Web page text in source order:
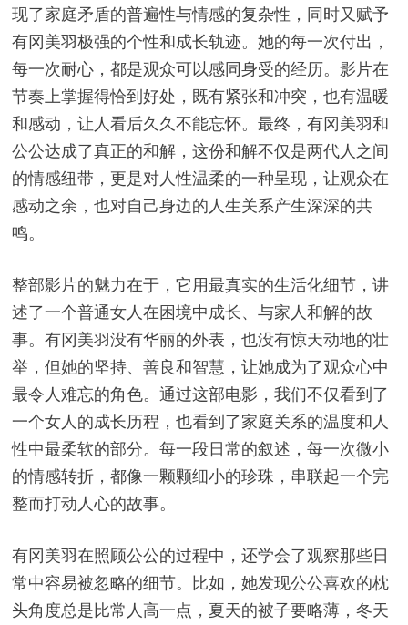
现了家庭矛盾的普遍性与情感的复杂性，同时又赋予
有冈美羽极强的个性和成长轨迹。她的每一次付出，
每一次耐心，都是观众可以感同身受的经历。影片在
节奏上掌握得恰到好处，既有紧张和冲突，也有温暖
和感动，让人看后久久不能忘怀。最终，有冈美羽和
公公达成了真正的和解，这份和解不仅是两代人之间
的情感纽带，更是对人性温柔的一种呈现，让观众在
感动之余，也对自己身边的人生关系产生深深的共
鸣。
整部影片的魅力在于，它用最真实的生活化细节，讲
述了一个普通女人在困境中成长、与家人和解的故
事。有冈美羽没有华丽的外表，也没有惊天动地的壮
举，但她的坚持、善良和智慧，让她成为了观众心中
最令人难忘的角色。通过这部电影，我们不仅看到了
一个女人的成长历程，也看到了家庭关系的温度和人
性中最柔软的部分。每一段日常的叙述，每一次微小
的情感转折，都像一颗颗细小的珍珠，串联起一个完
整而打动人心的故事。
有冈美羽在照顾公公的过程中，还学会了观察那些日
常中容易被忽略的细节。比如，她发现公公喜欢的枕
头角度总是比常人高一点，夏天的被子要略薄，冬天